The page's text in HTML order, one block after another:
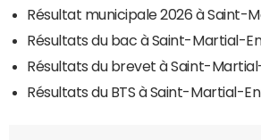
Résultat municipale 2026 à Saint-
Résultats du bac à Saint-Martial-
Résultats du brevet à Saint-
Résultats du BTS à Saint-Martial-